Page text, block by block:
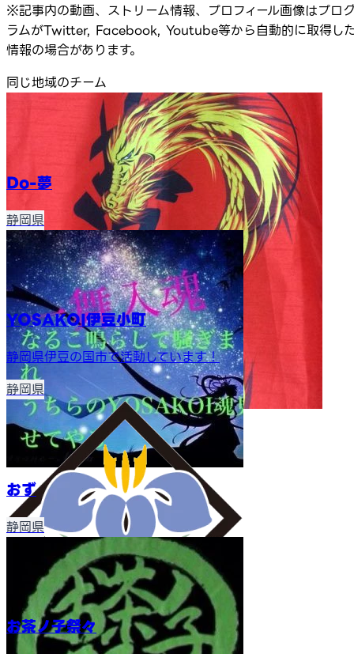
※記事内の動画、ストリーム情報、プロフィール画像はプロ
ラムがTwitter, Facebook, Youtube等から自動的に取得し
情報の場合があります。
同じ地域のチーム
Do-夢
静岡県
YOSAKOI伊豆小町
静岡県伊豆の国市で活動しています！
静岡県
おず
静岡県
お茶ノ子祭々